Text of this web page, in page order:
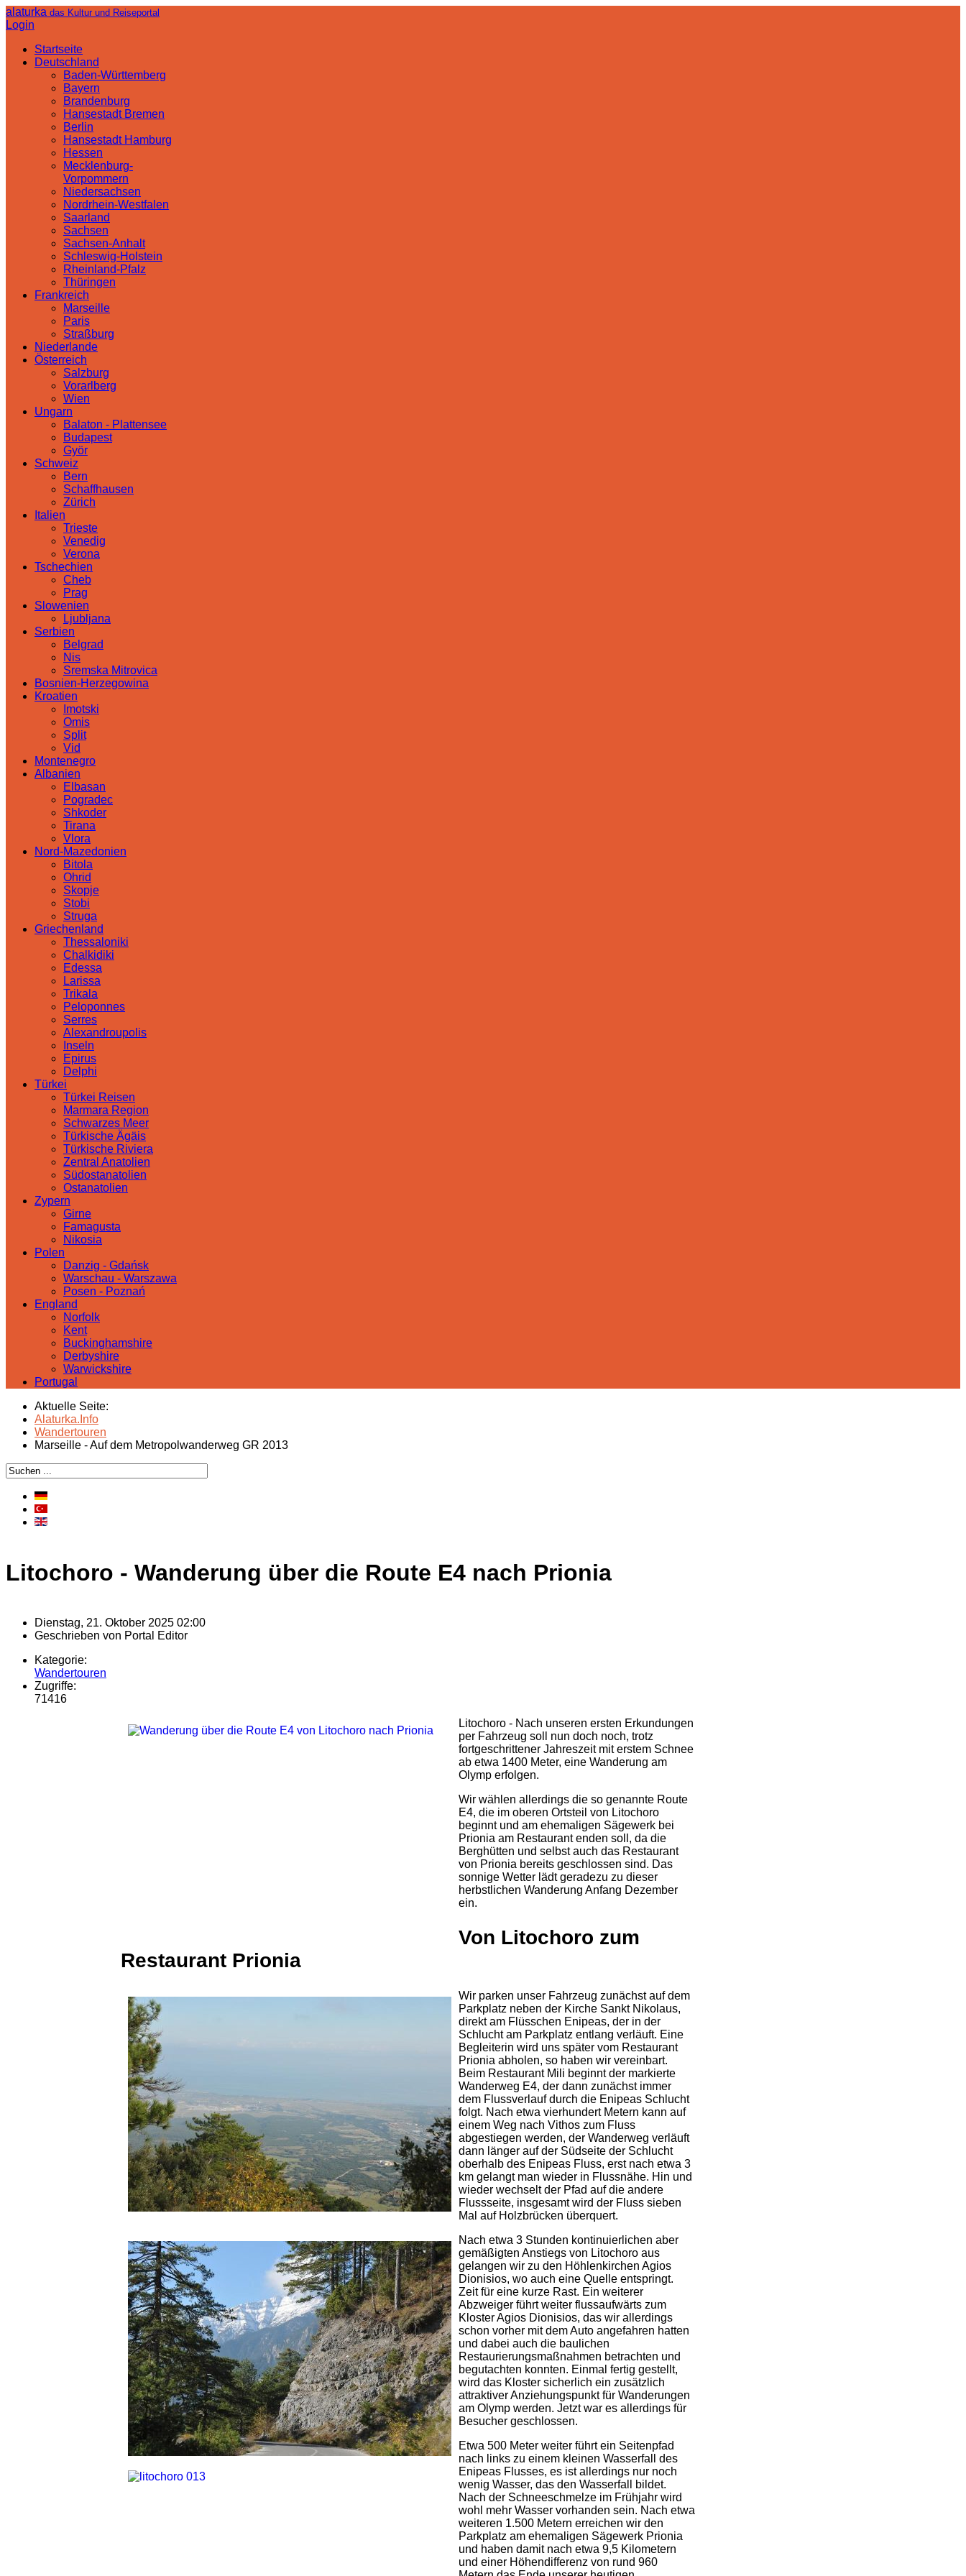
alaturka das Kultur und Reiseportal
Login
Startseite
Deutschland
Baden-Württemberg
Bayern
Brandenburg
Hansestadt Bremen
Berlin
Hansestadt Hamburg
Hessen
Mecklenburg-
Vorpommern
Niedersachsen
Nordrhein-Westfalen
Saarland
Sachsen
Sachsen-Anhalt
Schleswig-Holstein
Rheinland-Pfalz
Thüringen
Frankreich
Marseille
Paris
Straßburg
Niederlande
Österreich
Salzburg
Vorarlberg
Wien
Ungarn
Balaton - Plattensee
Budapest
Györ
Schweiz
Bern
Schaffhausen
Zürich
Italien
Trieste
Venedig
Verona
Tschechien
Cheb
Prag
Slowenien
Ljubljana
Serbien
Belgrad
Nis
Sremska Mitrovica
Bosnien-Herzegowina
Kroatien
Imotski
Omis
Split
Vid
Montenegro
Albanien
Elbasan
Pogradec
Shkoder
Tirana
Vlora
Nord-Mazedonien
Bitola
Ohrid
Skopje
Stobi
Struga
Griechenland
Thessaloniki
Chalkidiki
Edessa
Larissa
Trikala
Peloponnes
Serres
Alexandroupolis
Inseln
Epirus
Delphi
Türkei
Türkei Reisen
Marmara Region
Schwarzes Meer
Türkische Ägäis
Türkische Riviera
Zentral Anatolien
Südostanatolien
Ostanatolien
Zypern
Girne
Famagusta
Nikosia
Polen
Danzig - Gdańsk
Warschau - Warszawa
Posen - Poznań
England
Norfolk
Kent
Buckinghamshire
Derbyshire
Warwickshire
Portugal
Aktuelle Seite:
Alaturka.Info
Wandertouren
Marseille - Auf dem Metropolwanderweg GR 2013
Litochoro - Wanderung über die Route E4 nach Prionia
Dienstag, 21. Oktober 2025 02:00
Geschrieben von Portal Editor
Kategorie:
Wandertouren
Zugriffe:
71416
Litochoro - Nach unseren ersten Erkundungen
per Fahrzeug soll nun doch noch, trotz
fortgeschrittener Jahreszeit mit erstem Schnee
ab etwa 1400 Meter, eine Wanderung am
Olymp erfolgen.
Wir wählen allerdings die so genannte Route
E4, die im oberen Ortsteil von Litochoro
beginnt und am ehemaligen Sägewerk bei
Prionia am Restaurant enden soll, da die
Berghütten und selbst auch das Restaurant
von Prionia bereits geschlossen sind. Das
sonnige Wetter lädt geradezu zu dieser
herbstlichen Wanderung Anfang Dezember
ein.
Von Litochoro zum
Restaurant Prionia
Wir parken unser Fahrzeug zunächst auf dem
Parkplatz neben der Kirche Sankt Nikolaus,
direkt am Flüsschen Enipeas, der in der
Schlucht am Parkplatz entlang verläuft. Eine
Begleiterin wird uns später vom Restaurant
Prionia abholen, so haben wir vereinbart.
Beim Restaurant Mili beginnt der markierte
Wanderweg E4, der dann zunächst immer
dem Flussverlauf durch die Enipeas Schlucht
folgt. Nach etwa vierhundert Metern kann auf
einem Weg nach Vithos zum Fluss
abgestiegen werden, der Wanderweg verläuft
dann länger auf der Südseite der Schlucht
oberhalb des Enipeas Fluss, erst nach etwa 3
km gelangt man wieder in Flussnähe. Hin und
wieder wechselt der Pfad auf die andere
Flussseite, insgesamt wird der Fluss sieben
Mal auf Holzbrücken überquert.
Nach etwa 3 Stunden kontinuierlichen aber
gemäßigten Anstiegs von Litochoro aus
gelangen wir zu den Höhlenkirchen Agios
Dionisios, wo auch eine Quelle entspringt.
Zeit für eine kurze Rast. Ein weiterer
Abzweiger führt weiter flussaufwärts zum
Kloster Agios Dionisios, das wir allerdings
schon vorher mit dem Auto angefahren hatten
und dabei auch die baulichen
Restaurierungsmaßnahmen betrachten und
begutachten konnten. Einmal fertig gestellt,
wird das Kloster sicherlich ein zusätzlich
attraktiver Anziehungspunkt für Wanderungen
am Olymp werden. Jetzt war es allerdings für
Besucher geschlossen.
Etwa 500 Meter weiter führt ein Seitenpfad
nach links zu einem kleinen Wasserfall des
Enipeas Flusses, es ist allerdings nur noch
wenig Wasser, das den Wasserfall bildet.
Nach der Schneeschmelze im Frühjahr wird
wohl mehr Wasser vorhanden sein. Nach etwa
weiteren 1.500 Metern erreichen wir den
Parkplatz am ehemaligen Sägewerk Prionia
und haben damit nach etwa 9,5 Kilometern
und einer Höhendifferenz von rund 960